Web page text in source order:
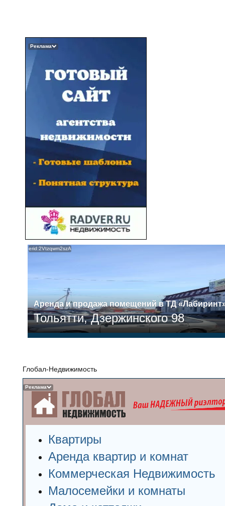
Реклама
erid:2Vtzqwm2szA
Аренда и продажа помещений в ТД
Тольятти, Дзержинского 98
Реклама
Глобал-Недвижимость
Квартиры
Аренда квартир и комнат
Коммерческая Недвижимость
Малосемейки и комнаты